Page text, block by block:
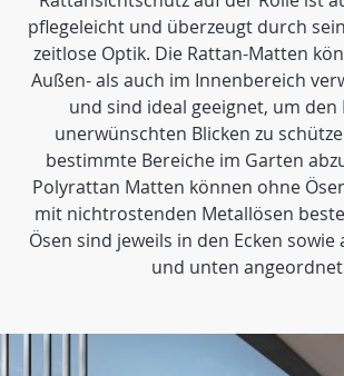
pflegeleicht und überzeugt durch
zeitlose Optik. Die Rattan-Matten
Außen- als auch im Innenbereich
und sind ideal geeignet, um den
unerwünschten Blicken zu
bestimmte Bereiche im Garten
Polyrattan Matten können ohne
mit nichtrostenden Metallösen
Ösen sind jeweils in den Ecken sowie
und unten